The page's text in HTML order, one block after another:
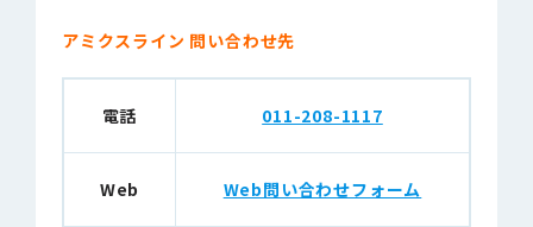
アミクスライン 問い合わせ先
電話 011-208-1117
Web Web問い合わせフォーム